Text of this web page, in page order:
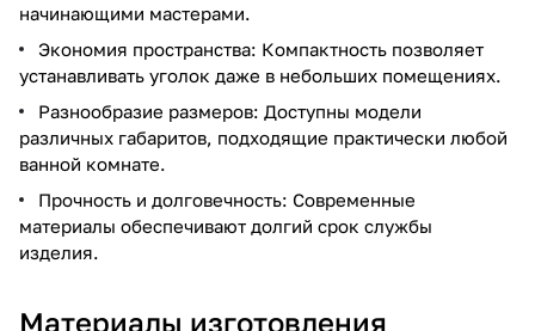
начинающими мастерами.
Экономия пространства: Компактность позволяет
устанавливать уголок даже в небольших помещениях.
Разнообразие размеров: Доступны модели
различных габаритов, подходящие практически любой
ванной комнате.
Прочность и долговечность: Современные
материалы обеспечивают долгий срок службы
изделия.
Материалы изготовления